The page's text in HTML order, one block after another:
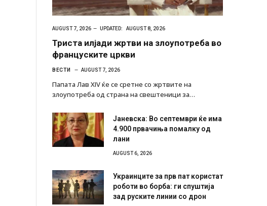
AUGUST 7, 2026 UPDATED: AUGUST 8, 2026
Триста илјади жртви на злоупотреба во
француските цркви
ВЕСТИ AUGUST 7, 2026
Папата Лав XIV ќе се сретне со жртвите на
злоупотреба од страна на свештеници за…
Јаневска: Во септември ќе има
4.900 првачиња помалку од
лани
AUGUST 6, 2026
Украинците за прв пат користат
роботи во борба: ги спуштија
зад руските линии со дрон